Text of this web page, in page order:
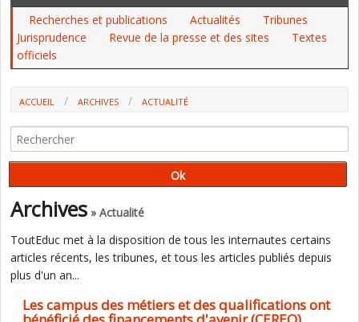
Recherches et publications Actualités
Tribunes
Jurisprudence
Revue de la presse et des sites
Textes
officiels
ACCUEIL ARCHIVES
ACTUALITÉ
DES FINANCEMENTS D'AVENIR (CEREQ)
Archives » Actualité
ToutEduc met à la disposition de tous les internautes certains
articles récents, les tribunes, et tous les articles publiés depuis
plus d'un an...
Les campus des métiers et des qualifications ont